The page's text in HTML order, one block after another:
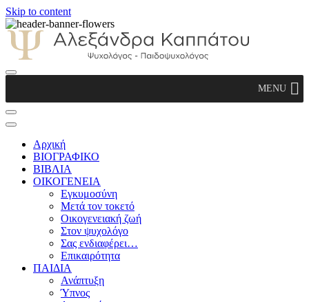
Skip to content
Παιδοψυχολόγος
MENU
Αρχική
ΒΙΟΓΡΑΦΙΚΟ
ΒΙΒΛΙΑ
ΟΙΚΟΓΕΝΕΙΑ
Εγκυμοσύνη
Μετά τον τοκετό
Οικογενειακή ζωή
Στον ψυχολόγο
Σας ενδιαφέρει…
Επικαιρότητα
ΠΑΙΔΙΑ
Ανάπτυξη
Ύπνος